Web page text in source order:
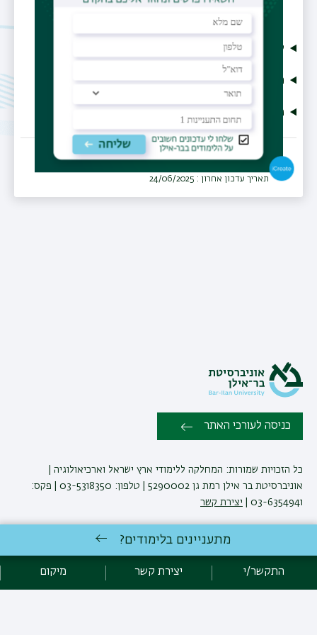
קורות חיים
מחקר
פירסומים
תאריך עדכון אחרון : 24/06/2025
כניסה לעורכי האתר
כל הזכויות שמורות: המחלקה ללימודי ארץ ישראל וארכיאולוגיה |
אוניברסיטת בר אילן רמת גן 5290002 | טלפון: 03-5318350 | פקס:
03-6354941 |
יצירת קשר
אגף תקשוב, אוניברסיטת בר-אילן
אקדימה בר-אילן
מתעניינים בלימודים?
התקשר/י יצירת קשר מיקום